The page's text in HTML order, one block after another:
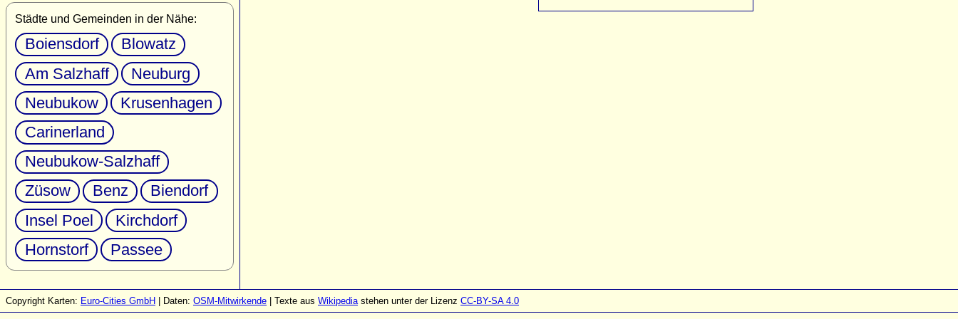
Städte und Gemeinden in der Nähe:
Boiensdorf
Blowatz
Am Salzhaff
Neuburg
Neubukow
Krusenhagen
Carinerland
Neubukow-Salzhaff
Züsow
Benz
Biendorf
Insel Poel
Kirchdorf
Hornstorf
Passee
Copyright Karten: Euro-Cities GmbH | Daten: OSM-Mitwirkende | Texte aus Wikipediastehen unter der Lizenz CC-BY-SA 4.0